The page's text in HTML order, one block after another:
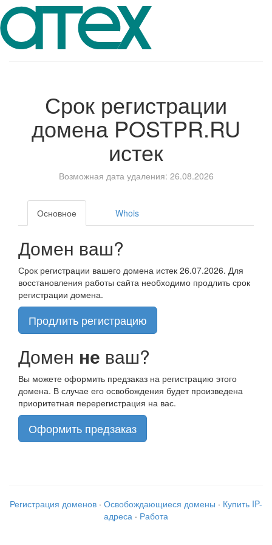
Срок регистрации
домена POSTPR.RU
истек
Возможная дата удаления: 26.08.2026
Основное Whois
Домен ваш?
Срок регистрации вашего домена истек 26.07.2026. Для
восстановления работы сайта необходимо продлить срок
регистрации домена.
Продлить регистрацию
Домен не ваш?
Вы можете оформить предзаказ на регистрацию этого
домена. В случае его освобождения будет произведена
приоритетная перерегистрация на вас.
Оформить предзаказ
Регистрация доменов · Освобождающиеся домены · Купить IP-
адреса · Работа